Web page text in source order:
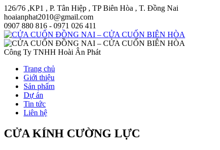
126/76 ,KP1 , P. Tân Hiệp , TP Biên Hòa , T. Đồng Nai
hoaianphat2010@gmail.com
0907 880 816 - 0971 026 411
Công Ty TNHH Hoài Ân Phát
Trang chủ
Giới thiệu
Sản phẩm
Dự án
Tin tức
Liên hệ
CỬA KÍNH CƯỜNG LỰC